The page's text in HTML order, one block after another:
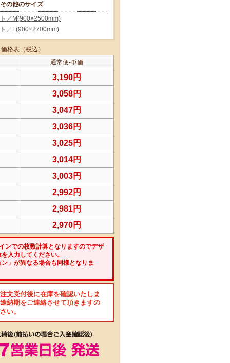
の他のサイズ
／M(900×2500mm)
／L(900×2700mm)
価格表（税込）
通常便-単価
3,190円
3,058円
3,047円
3,036円
3,025円
3,014円
3,003円
2,992円
2,981円
2,970円
ンでの枚数計算となりますのでデザ
入力してください。
」が異なる場合も同様となりま
文受付後に在庫を確認いたしま
納期をご連絡させて頂きますの
い。